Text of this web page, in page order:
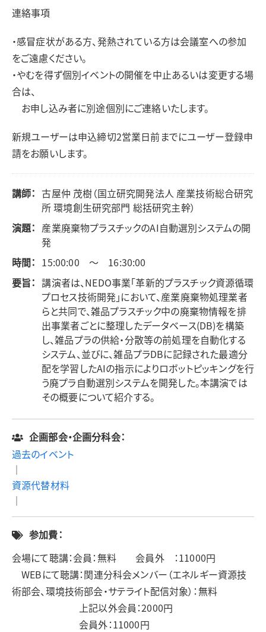
連絡事項
・感冒症状がある方、発熱されている方は会議室への参加
をご遠慮ください。
・やむを得ず個別イベントの開催を中止あるいは変更する場
合は、
お申し込み者に別途個別にご連絡いたします。
新規ユーザーは申込締切2営業日前までにユーザー登録申
請をお願いします。
講師： 古屋仲 茂樹（国立研究開発法人 産業技術総合研究
所 環境創生研究部門 総括研究主幹）
演題： 産業廃棄物プラスチックのAI自動選別システムの開
発
時間： 15:00:00 ～ 16:30:00
要旨： 講演者は、NEDO事業「革新的プラスチック資源循環
プロセス技術開発」において、産業廃棄物処理業者
らと共同で、雑品プラスチック中の廃棄物情報を排
出事業者ごとに整理したデータベース(DB)を構築
し、雑品プラの供給・分散等の前処理を自動化する
システム、並びに、雑品プラDBに記録された最適分
配を学習したAIの指示によりロボットピッキングを行
う廃プラ自動選別システムを開発した。本講演では
その概要について紹介する。
企画部会・企画分科会：
過去のイベント
｜
資源代替材料
｜
参加費：
会場にて聴講：会員：無料 会員外 ：11000円
WEBにて聴講：関連分科会メンバー（エネルギー資源技
術部会、環境技術部会・サテライト配信対象）：無料
上記以外会員：2000円
会員外：11000円